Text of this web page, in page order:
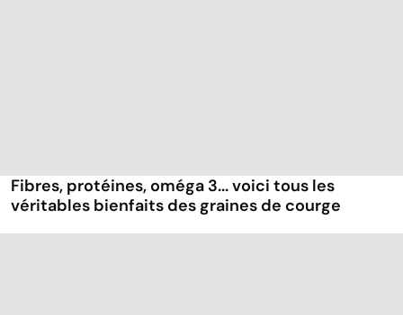
Fibres, protéines, oméga 3... voici tous les
véritables bienfaits des graines de courge